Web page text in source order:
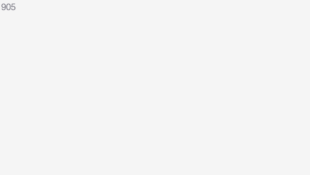
905